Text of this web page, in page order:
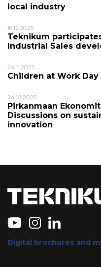
local industry
16.12.2025
Teknikum
Industrial Sales
24.11.2025
Children at Work
24.10.2025
Pirkanmaan
Discussions on
innovation
Digital brochures and